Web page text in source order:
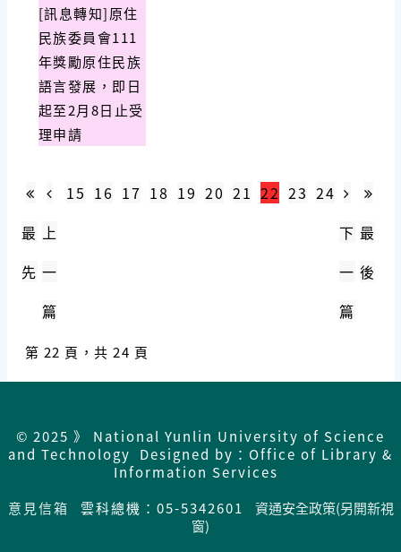
[訊息轉知]原住
民族委員會111
年獎勵原住民族
語言發展，即日
起至2月8日止受
理申請
最
先
上
一
篇
15 16 17 18 19 20 21 22 23 24
下
一
篇
最
後
第 22 頁，共 24 頁
© 2025 》 National Yunlin University of Science
and Technology Designed by：Office of Library &
Information Services
意見信箱
雲科總機：05-5342601
資通安全政策(另開新視
窗)